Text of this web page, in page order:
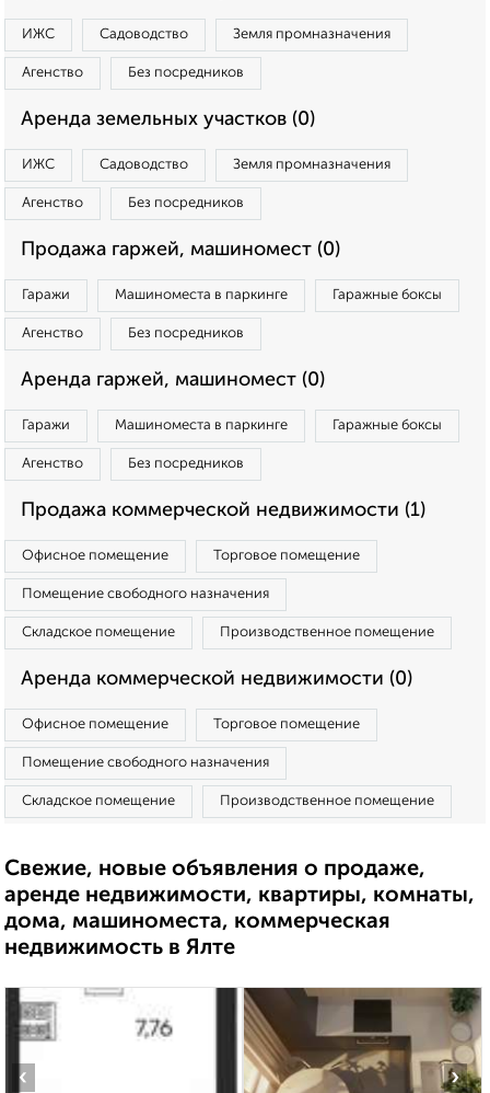
ИЖС Садоводство Земля промназначения
Агенство Без посредников
Аренда земельных участков (0)
ИЖС Садоводство Земля промназначения
Агенство Без посредников
Продажа гаржей, машиномест (0)
Гаражи Машиноместа в паркинге Гаражные боксы
Агенство Без посредников
Аренда гаржей, машиномест (0)
Гаражи Машиноместа в паркинге Гаражные боксы
Агенство Без посредников
Продажа коммерческой недвижимости (1)
Офисное помещение Торговое помещение
Помещение свободного назначения
Складское помещение Производственное помещение
Аренда коммерческой недвижимости (0)
Офисное помещение Торговое помещение
Помещение свободного назначения
Складское помещение Производственное помещение
Свежие, новые объявления о продаже,
аренде недвижимости, квартиры, комнаты,
дома, машиноместа, коммерческая
недвижимость в Ялте
‹ ›